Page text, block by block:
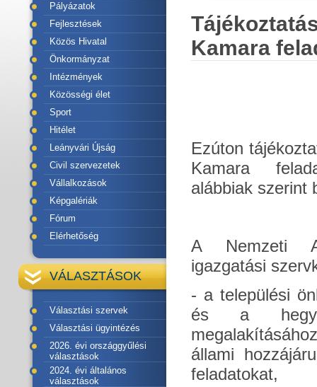
Pályázatok
Fejlesztések
Közös Hivatal
Önkormányzat
Intézmények
Közösségi élet
Sport
Hitélet
Leányvári Újság
Civil szervezetek
Vállalkozások
Képgalériák
Fórum
Elérhetőség
VÁLASZTÁSOK
Választási szervek
Választási ügyintézés
2026. évi országgyűlési
választások
2024. évi általános
választások
Kamara
Ezúton
Kamara
alábbiak szerint
A Nemzeti
igazgatási
- a települési
és a
állami
feladatokat,